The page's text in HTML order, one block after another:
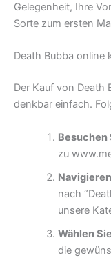
Gelegenheit, Ihre
Sorte zum ersten
Death Bubba online
Der Kauf von Death
denkbar einfach.
Besuchen
zu
nach
unsere
Wählen
die